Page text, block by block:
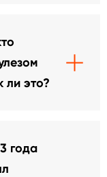
ли это?
года